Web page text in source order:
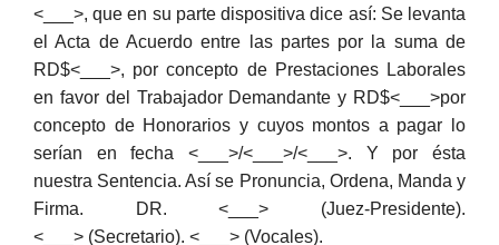
<___>, que en su parte dispositiva dice así: Se levanta
el Acta de Acuerdo entre las partes por la suma de
RD$<___>, por concepto de Prestaciones Laborales
en favor del Trabajador Demandante y RD$<___>por
concepto de Honorarios y cuyos montos a pagar lo
serían en fecha <___>/<___>/<___>. Y por ésta
nuestra Sentencia. Así se Pronuncia, Ordena, Manda y
Firma. DR. <___> (Juez-Presidente).
<___> (Secretario). <___> (Vocales).